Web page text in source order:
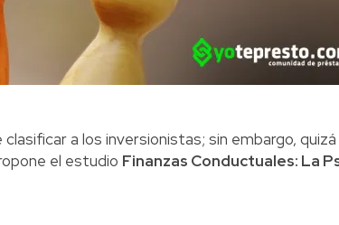
a los inversionistas; sin embargo,
el estudio Finanzas Conductuales: La